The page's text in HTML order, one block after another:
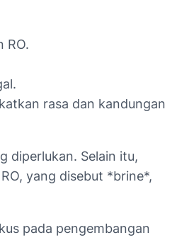
RO.
rasa dan kandungan
diperlukan. Selain itu,
yang disebut *brine*,
pada pengembangan